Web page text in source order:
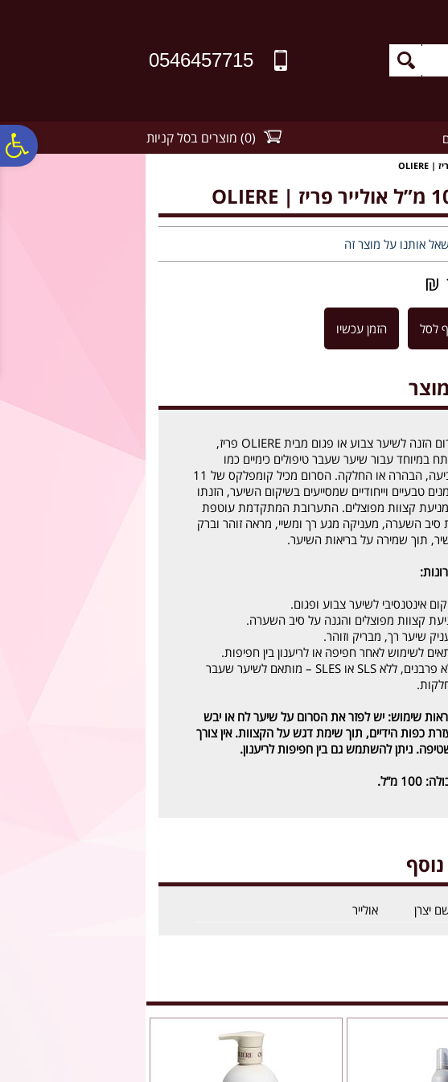
0546457715
(
0
) מוצרים בסל קניות
שאל אותנו על מוצר זה
לסל הזמן עכשיו
סרום הזנה לשיער צבוע או פגום מבית OLIERE פריז,
במיוחד עבור שיער שעבר טיפולים כימיים כמו
צביעה, הבהרה או החלקה. הסרום מכיל קומפלקס של 11
טבעיים וייחודיים שמסייעים בשיקום השיער, הזנתו
קצוות מפוצלים. התערובת המתקדמת עוטפת
סיב השערה, מעניקה מגע רך ומשיי, מראה זוהר וברק
תוך שמירה על בריאות השיער.
אינטנסיבי לשיער צבוע ופגום.
קצוות מפוצלים והגנה על סיב השערה.
שיער רך, מבריק וזוהר.
לשימוש לאחר חפיפה או לריענון בין חפיפות.
ללא פרבנים, ללא SLS או SLES – מותאם לשיער שעבר
שימוש: יש לפזר את הסרום על שיער לח או יבש
כפות הידיים, תוך שימת דגש על הקצוות. אין צורך
ניתן להשתמש גם בין חפיפות לריענון.
יצרן אולייר